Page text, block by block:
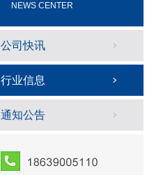
NEWS CENTER
公司快讯
行业信息
通知公告